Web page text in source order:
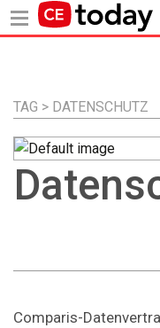
Inhalt
TAG > DATENSCHUTZ
Comparis-